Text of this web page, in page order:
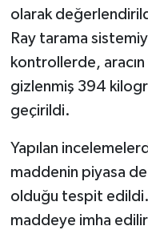
olarak
Ray tarama
kontrollerde, aracın
gizlenmiş 394
geçirildi.
Yapılan
maddenin piyasa
olduğu tespit
maddeye imha